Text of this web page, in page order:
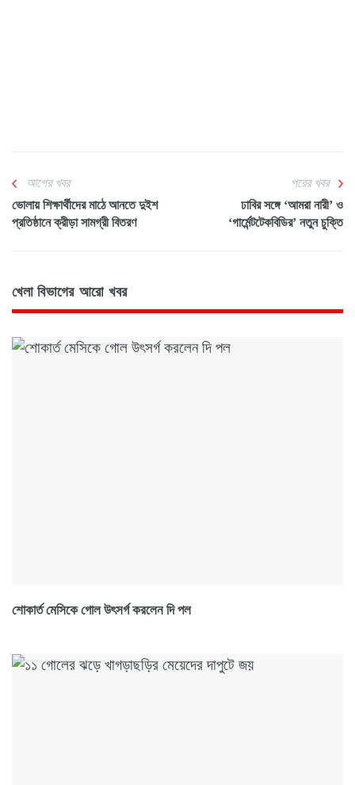
আগের খবর
ভোলায় শিক্ষার্থীদের মাঠে আনতে দুইশ
প্রতিষ্ঠানে ক্রীড়া সামগ্রী বিতরণ
পরের খবর
ঢাবির সঙ্গে ‘আমরা নারী’ ও
‘গার্মেন্টটেকবিডির’ নতুন চুক্তি
খেলা বিভাগের আরো খবর
শোকার্ত মেসিকে গোল উৎসর্গ করলেন দি পল